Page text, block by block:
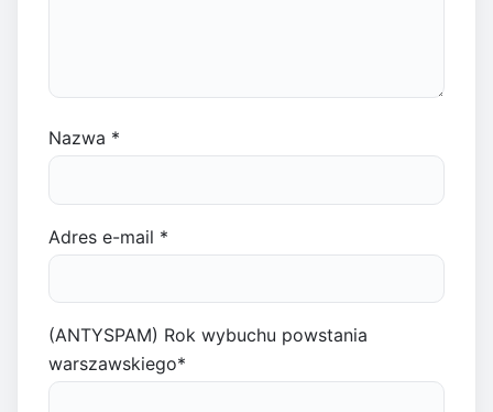
Nazwa *
Adres e-mail *
(ANTYSPAM) Rok wybuchu powstania
warszawskiego*